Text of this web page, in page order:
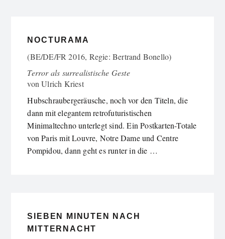
NOCTURAMA
(BE/DE/FR 2016, Regie: Bertrand Bonello)
Terror als surrealistische Geste
vonUlrich Kriest
Hubschraubergeräusche, noch vor den Titeln, die
dann mit elegantem retrofuturistischen
Minimaltechno unterlegt sind. Ein Postkarten-Totale
von Paris mit Louvre, Notre Dame und Centre
Pompidou, dann geht es runter in die …
SIEBEN MINUTEN NACH
MITTERNACHT